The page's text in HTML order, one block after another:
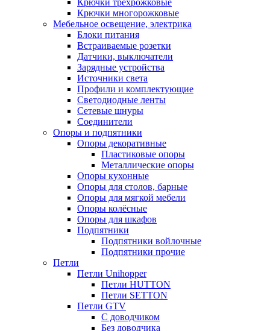
Крючки многорожковые
Мебельное освещение, электрика
Блоки питания
Встраиваемые розетки
Датчики, выключатели
Зарядные устройства
Источники света
Профили и комплектующие
Светодиодные ленты
Сетевые шнуры
Соединители
Опоры и подпятники
Опоры декоративные
Пластиковые опоры
Металлические опоры
Опоры кухонные
Опоры для столов, барные
Опоры для мягкой мебели
Опоры колёсные
Опоры для шкафов
Подпятники
Подпятники войлочные
Подпятники прочие
Петли
Петли Unihopper
Петли HUTTON
Петли SETTON
Петли GTV
С доводчиком
Без доводчика